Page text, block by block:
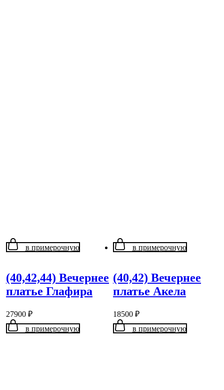
в примерочную
(40,42,44) Вечернее
платье Глафира
27900 ₽
в примерочную
в примерочную
(40,42) Вечернее
платье Акела
18500 ₽
в примерочную